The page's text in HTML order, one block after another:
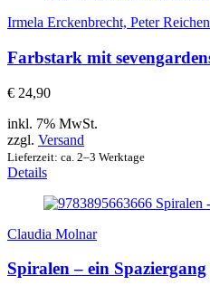
Irmela Erckenbrecht, Peter
Farbstark mit
€ 24,90
inkl. 7% MwSt.
zzgl. Versand
Lieferzeit: ca. 2–3 Werktage
Details
Claudia Molnar
Spiralen – ein Spaziergang